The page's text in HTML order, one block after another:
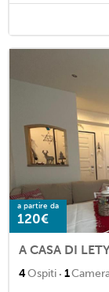
a partire da
120€
A CASA DI
4Ospiti · 1